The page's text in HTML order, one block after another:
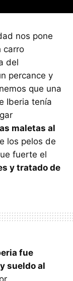
nos pone
carro
del
percance y
que una
Iberia tenía
maletas al
los pelos de
fuerte el
y tratado de
fue
sueldo al